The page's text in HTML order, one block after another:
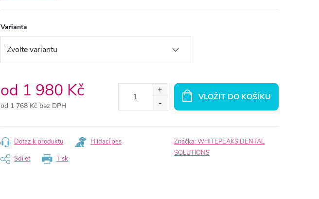
Varianta
od 1 980 Kč
od 1 768 Kč bez DPH
cena:
VLOŽIT DO KOŠÍKU
Tisk
Dotaz k produktu
Hlídací pes
Sdílet
Značka:WHITEPEAKS DENTAL
SOLUTIONS